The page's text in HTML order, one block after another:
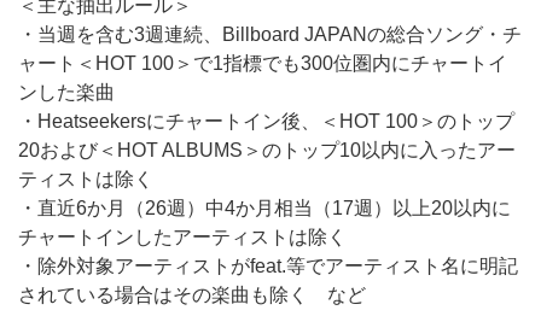
＜主な抽出ルール＞
・当週を含む3週連続、Billboard JAPANの総合ソング・チ
ャート＜HOT 100＞で1指標でも300位圏内にチャートイ
ンした楽曲
・Heatseekersにチャートイン後、＜HOT 100＞のトップ
20および＜HOT ALBUMS＞のトップ10以内に入ったアー
ティストは除く
・直近6か月（26週）中4か月相当（17週）以上20以内に
チャートインしたアーティストは除く
・除外対象アーティストがfeat.等でアーティスト名に明記
されている場合はその楽曲も除く など